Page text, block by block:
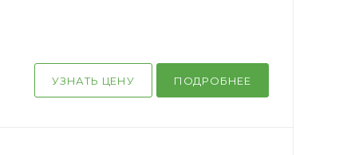
УЗНАТЬ ЦЕНУ ПОДРОБНЕЕ